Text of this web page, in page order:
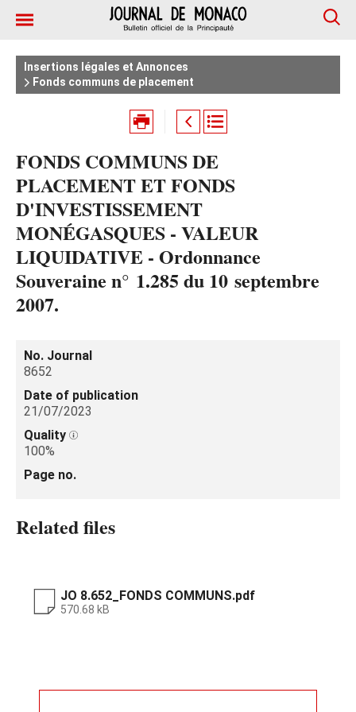
Insertions légales et Annonces
Fonds communs de placement
FONDS COMMUNS DE
PLACEMENT ET FONDS
D'INVESTISSEMENT
MONÉGASQUES - VALEUR
LIQUIDATIVE - Ordonnance
Souveraine n° 1.285 du 10 septembre
2007.
No. Journal
8652
Date of publication
21/07/2023
Quality
100%
Page no.
Related files
JO 8.652_FONDS COMMUNS.pdf
570.68 kB